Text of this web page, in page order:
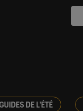
DE L'ÉTÉ